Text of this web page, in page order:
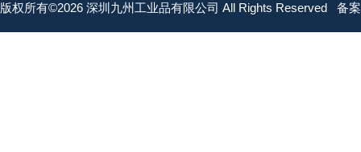
版权所有©2026 深圳九州工业品有限公司 All Rights Reserved 备